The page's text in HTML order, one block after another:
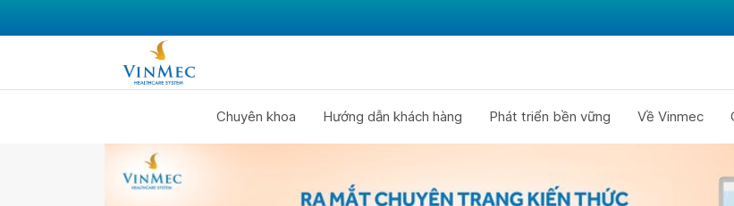
Chuyên khoa Hướng dẫn khách hàng Phát triển bền vững Về Vinmec